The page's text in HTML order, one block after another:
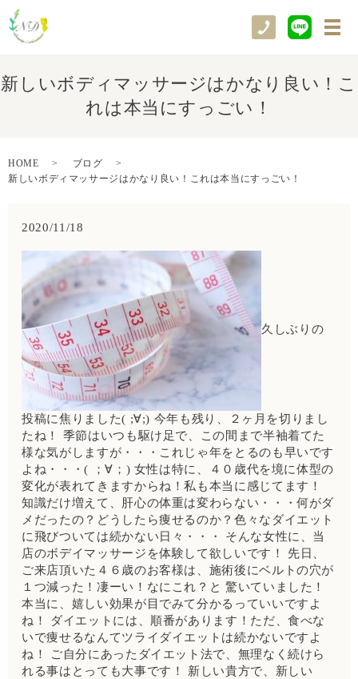
メ
新しいボディマッサージはかなり良い！こ
れは本当にすっごい！
HOME
ブログ
新しいボディマッサージはかなり良い！これは本当にすっごい！
2020/11/18
久しぶりの
投稿に焦りました( ;∀;) 今年も残り、２ヶ月を切りまし
たね！ 季節はいつも駆け足で、この間まで半袖着てた
様な気がしますが・・・これじゃ年をとるのも早いです
よね・・・( ；∀；) 女性は特に、４０歳代を境に体型の
変化が表れてきますからね！私も本当に感じてます！
知識だけ増えて、肝心の体重は変わらない・・・何がダ
メだったの？どうしたら痩せるのか？色々なダイエット
に飛びついては続かない日々・・・ そんな女性に、当
店のボデイマッサージを体験して欲しいです！ 先日、
ご来店頂いた４６歳のお客様は、施術後にベルトの穴が
１つ減った！凄ーい！なにこれ？と 驚いていました！
本当に、嬉しい効果が目でみて分かるっていいですよ
ね！ ダイエットには、順番があります！ただ、食べな
いで痩せるなんてツライダイエットは続かないですよ
ね！ ご自分にあったダイエット法で、無理なく続けら
れる事はとっても大事です！ 新しい貴方で、新しい